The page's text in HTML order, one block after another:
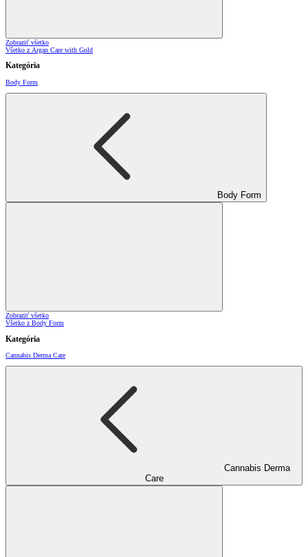
Zobraziť všetko
Všetko z Argan Care with Gold
Kategória
Body Form
Body Form
Zobraziť všetko
Všetko z Body Form
Kategória
Cannabis Derma Care
Cannabis Derma
Care